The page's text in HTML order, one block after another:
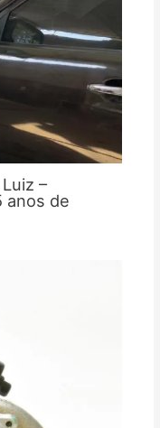
–
anos de